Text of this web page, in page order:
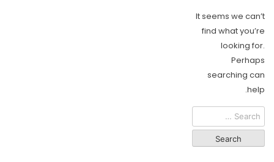
It seems we can’t
find what you’re
looking for.
Perhaps
searching can
help.
Search
for: